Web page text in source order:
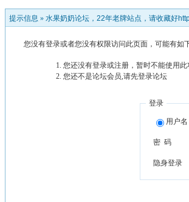
提示信息 » 水果奶奶论坛，22年老牌站点，请收藏好
您没有登录或者您没有权限访问此页面，可能有如
您还没有登录或注册，暂时不能使用此
您还不是论坛会员,请先登录论坛
登录
用户名
密 码
隐身登录